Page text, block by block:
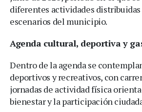
diferentes actividades
escenarios del municipio.
Agenda cultural, deportiva y
Dentro de la agenda se
deportivos y recreativos, con
jornadas de actividad física
bienestar y la participación